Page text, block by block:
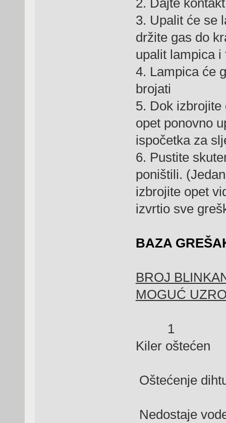
2. Dajte
3. Upalit će se
držite gas do
upalit lampica i
4. Lampica će
brojati
5. Dok
opet ponovno
ispočetka za
6. Pustite
poništili.
izbrojite opet
izvrtio sve
BAZA
BROJ
MOGUĆ
1
Kiler oštećen
Oštećenje
Nedostaje